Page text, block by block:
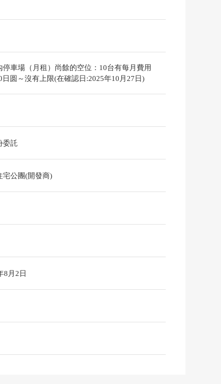
停車場（月租）尚餘的空位：10台有每月費用
日圆～沒有上限(在確認日:2025年10月27日)
委託
宅公團(開發商)
8月2日